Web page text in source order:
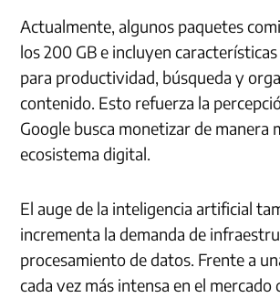
Actualmente, algunos paquetes
los 200 GB e incluyen
para productividad, búsqueda y
contenido. Esto refuerza la
Google busca monetizar de manera
ecosistema digital.
El auge de la inteligencia artificial
incrementa la demanda de
procesamiento de datos. Frente a
cada vez más intensa en el mercado